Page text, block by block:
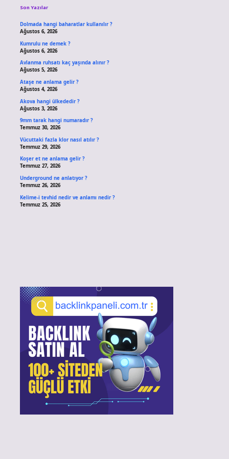
Son Yazılar
Dolmada hangi baharatlar kullanılır ?
Ağustos 6, 2026
Kumrulu ne demek ?
Ağustos 6, 2026
Avlanma ruhsatı kaç yaşında alınır ?
Ağustos 5, 2026
Ataşe ne anlama gelir ?
Ağustos 4, 2026
Akova hangi ülkededir ?
Ağustos 3, 2026
9mm tarak hangi numaradır ?
Temmuz 30, 2026
Vücuttaki fazla klor nasıl atılır ?
Temmuz 29, 2026
Koşer et ne anlama gelir ?
Temmuz 27, 2026
Underground ne anlatıyor ?
Temmuz 26, 2026
Kelime-i tevhid nedir ve anlamı nedir ?
Temmuz 25, 2026